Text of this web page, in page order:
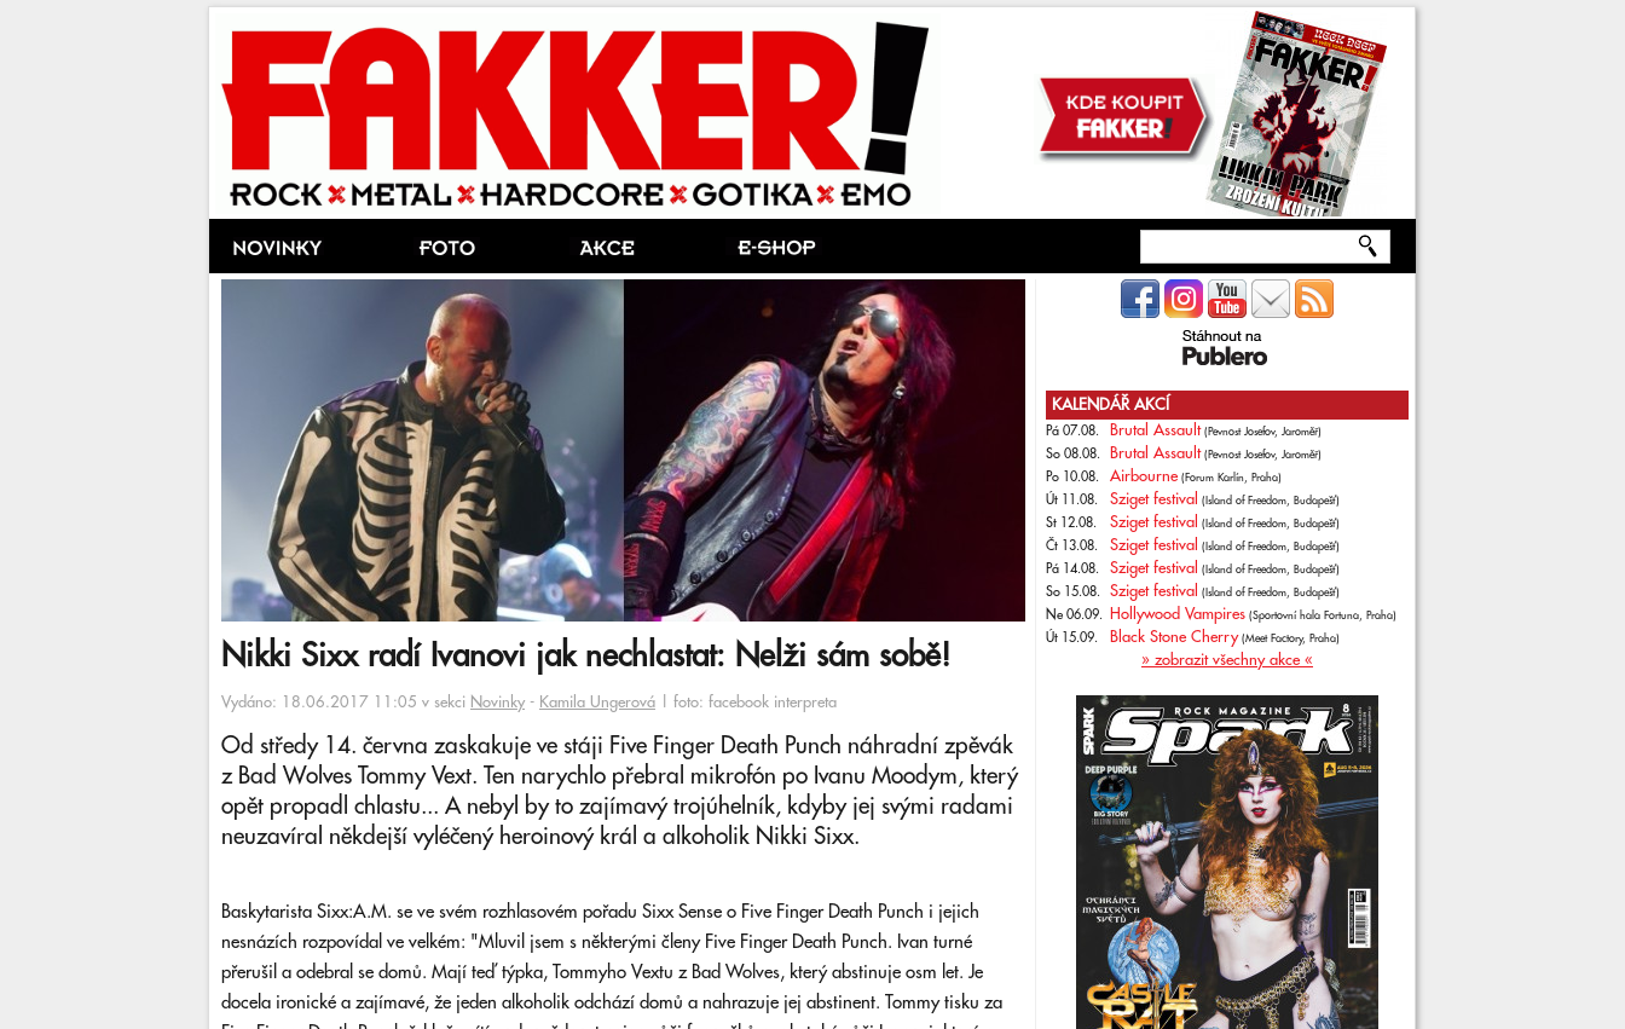
Nikki Sixx radí Ivanovi jak nechlastat: Nelži sám sobě!
Vydáno: 18.06.2017 11:05 v sekci Novinky - Kamila Ungerová | foto: facebook interpreta
Od středy 14. června zaskakuje ve stáji Five Finger Death Punch náhradní zpěvák
z Bad Wolves Tommy Vext. Ten narychlo přebral mikrofón po Ivanu Moodym, který
opět propadl chlastu... A nebyl by to zajímavý trojúhelník, kdyby jej svými radami
neuzavíral někdejší vyléčený heroinový král a alkoholik Nikki Sixx.
Baskytarista Sixx:A.M. se ve svém rozhlasovém pořadu Sixx Sense o Five Finger Death Punch i jejich
nesnázích rozpovídal ve velkém: "Mluvil jsem s některými členy Five Finger Death Punch. Ivan turné
přerušil a odebral se domů. Mají teď týpka, Tommyho Vextu z Bad Wolves, který abstinuje osm let. Je
docela ironické a zajímavé, že jeden alkoholik odchází domů a nahrazuje jej abstinent. Tommy tisku za
KALENDÁŘ AKCÍ
Pá 07.08. Brutal Assault (Pevnost Josefov, Jaroměř)
So 08.08. Brutal Assault (Pevnost Josefov, Jaroměř)
Po 10.08. Airbourne (Forum Karlín, Praha)
Út 11.08. Sziget festival (Island of Freedom, Budapešť)
St 12.08. Sziget festival (Island of Freedom, Budapešť)
Čt 13.08. Sziget festival (Island of Freedom, Budapešť)
Pá 14.08. Sziget festival (Island of Freedom, Budapešť)
So 15.08. Sziget festival (Island of Freedom, Budapešť)
Ne 06.09. Hollywood Vampires (Sportovní hala Fortuna, Praha)
Út 15.09. Black Stone Cherry (Meet Factory, Praha)
» zobrazit všechny akce «